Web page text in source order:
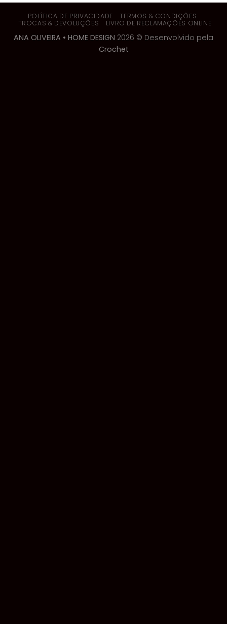
POLÍTICA DE PRIVACIDADE
TERMOS & CONDIÇÕES
TROCAS & DEVOLUÇÕES
LIVRO DE RECLAMAÇÕES ONLINE
ANA OLIVEIRA • HOME DESIGN 2026 © Desenvolvido pela
Crochet